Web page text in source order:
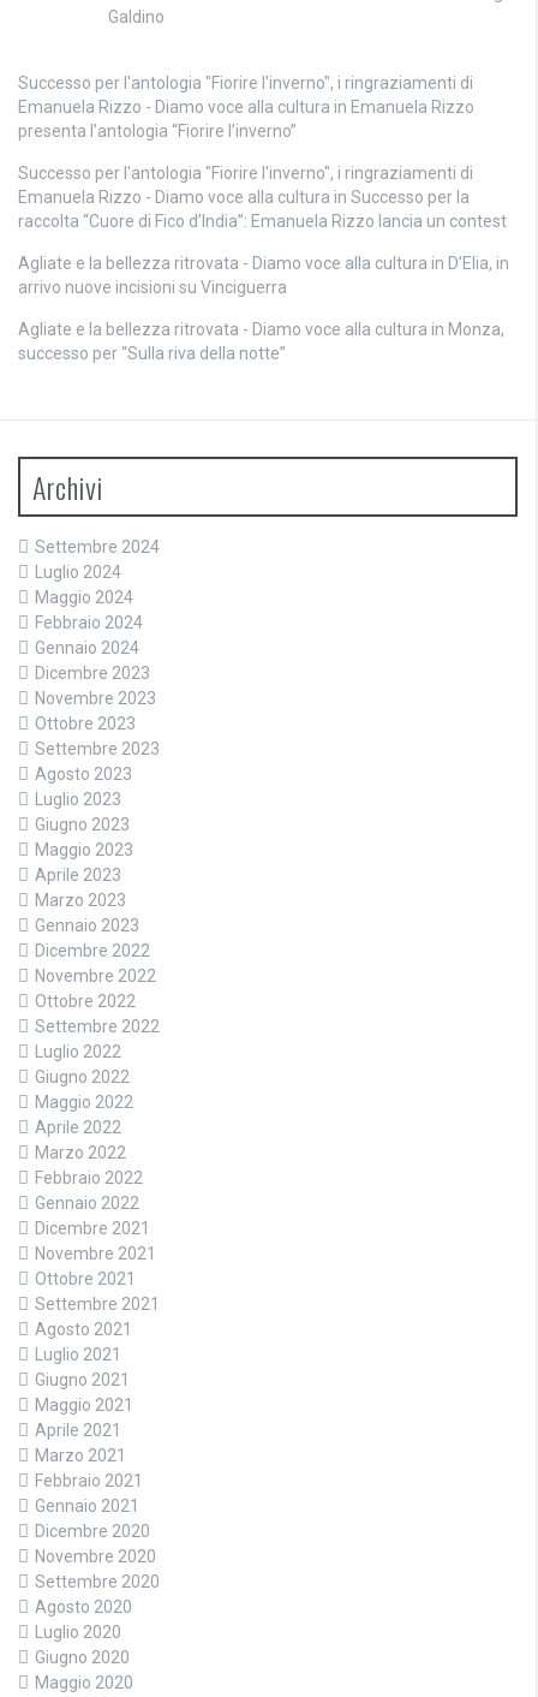
Galdino
Successo per l'antologia "Fiorire l'inverno", i ringraziamenti di
Emanuela Rizzo - Diamo voce alla cultura in Emanuela Rizzo
presenta l’antologia “Fiorire l’inverno”
Successo per l'antologia "Fiorire l'inverno", i ringraziamenti di
Emanuela Rizzo - Diamo voce alla cultura in Successo per la
raccolta “Cuore di Fico d’India”: Emanuela Rizzo lancia un contest
Agliate e la bellezza ritrovata - Diamo voce alla cultura in D’Elia, in
arrivo nuove incisioni su Vinciguerra
Agliate e la bellezza ritrovata - Diamo voce alla cultura in Monza,
successo per “Sulla riva della notte”
Archivi
Settembre 2024
Luglio 2024
Maggio 2024
Febbraio 2024
Gennaio 2024
Dicembre 2023
Novembre 2023
Ottobre 2023
Settembre 2023
Agosto 2023
Luglio 2023
Giugno 2023
Maggio 2023
Aprile 2023
Marzo 2023
Gennaio 2023
Dicembre 2022
Novembre 2022
Ottobre 2022
Settembre 2022
Luglio 2022
Giugno 2022
Maggio 2022
Aprile 2022
Marzo 2022
Febbraio 2022
Gennaio 2022
Dicembre 2021
Novembre 2021
Ottobre 2021
Settembre 2021
Agosto 2021
Luglio 2021
Giugno 2021
Maggio 2021
Aprile 2021
Marzo 2021
Febbraio 2021
Gennaio 2021
Dicembre 2020
Novembre 2020
Settembre 2020
Agosto 2020
Luglio 2020
Giugno 2020
Maggio 2020